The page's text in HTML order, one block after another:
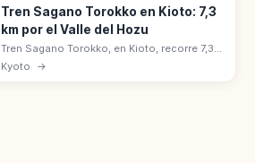
Tren Sagano Torokko en Kioto: 7,3
km por el Valle del Hozu
Tren Sagano Torokko, en Kioto, recorre 7,3
km desde Saga hasta Kameoka por el valle
del río Hozu. Opera desde 1991 con 5
Kyoto →